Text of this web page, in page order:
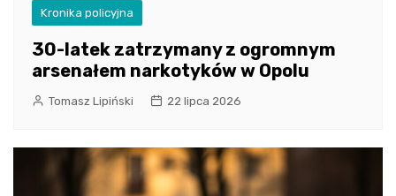
Kronika policyjna
30-latek zatrzymany z ogromnym
arsenałem narkotyków w Opolu
Tomasz Lipiński 22 lipca 2026